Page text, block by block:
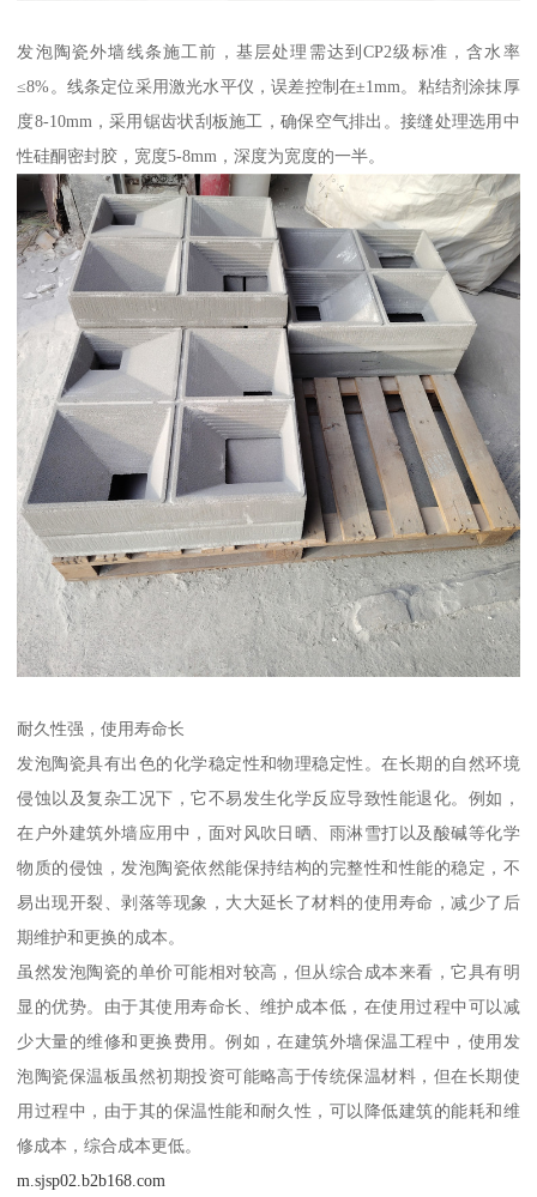
发泡陶瓷外墙线条施工前，基层处理需达到CP2级标准，含水率
≤8%。线条定位采用激光水平仪，误差控制在±1mm。粘结剂涂抹厚
度8-10mm，采用锯齿状刮板施工，确保空气排出。接缝处理选用中
性硅酮密封胶，宽度5-8mm，深度为宽度的一半。
耐久性强，使用寿命长
发泡陶瓷具有出色的化学稳定性和物理稳定性。在长期的自然环境
侵蚀以及复杂工况下，它不易发生化学反应导致性能退化。例如，
在户外建筑外墙应用中，面对风吹日晒、雨淋雪打以及酸碱等化学
物质的侵蚀，发泡陶瓷依然能保持结构的完整性和性能的稳定，不
易出现开裂、剥落等现象，大大延长了材料的使用寿命，减少了后
期维护和更换的成本。
虽然发泡陶瓷的单价可能相对较高，但从综合成本来看，它具有明
显的优势。由于其使用寿命长、维护成本低，在使用过程中可以减
少大量的维修和更换费用。例如，在建筑外墙保温工程中，使用发
泡陶瓷保温板虽然初期投资可能略高于传统保温材料，但在长期使
用过程中，由于其的保温性能和耐久性，可以降低建筑的能耗和维
修成本，综合成本更低。
m.sjsp02.b2b168.com